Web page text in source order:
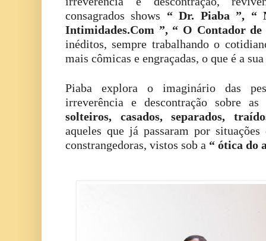
consagrados shows “ Dr. Piaba ”, “
Intimidades.Com ”, “ O Contador
inéditos, sempre trabalhando o
mais cômicas e engraçadas, o que é a
Piaba explora o imaginário das
irreverência e descontração sobre
solteiros, casados, separados,
aqueles que já passaram por
constrangedoras, vistos sob a “ ótica do